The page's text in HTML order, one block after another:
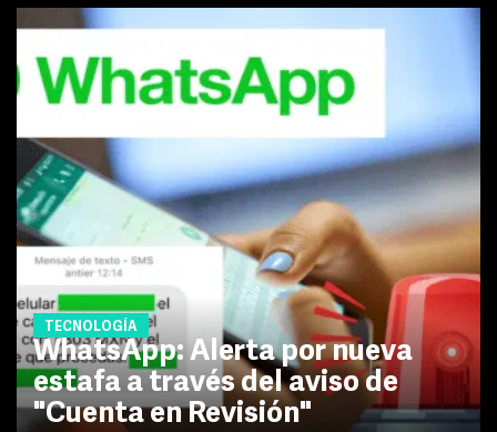
TECNOLOGÍA
WhatsApp: Alerta por nueva
estafa a través del aviso de
"Cuenta en Revisión"